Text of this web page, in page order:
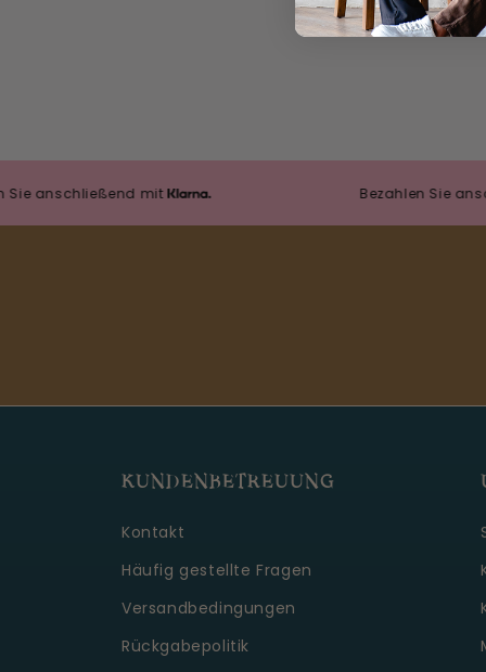
mit Bezahlen Sie
KUNDENBETREUUNG
Kontakt
Häufig gestellte Fragen
Versandbedingungen
Rückgabepolitik